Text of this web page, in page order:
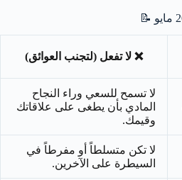
📝
❌ لا تفعل (لتجنب العوائق)
لا تسمح للسعي وراء النجاح
المادي بأن يطغى على علاقاتك
وقيمك.
لا تكن متسلطاً أو مفرطاً في
السيطرة على الآخرين.